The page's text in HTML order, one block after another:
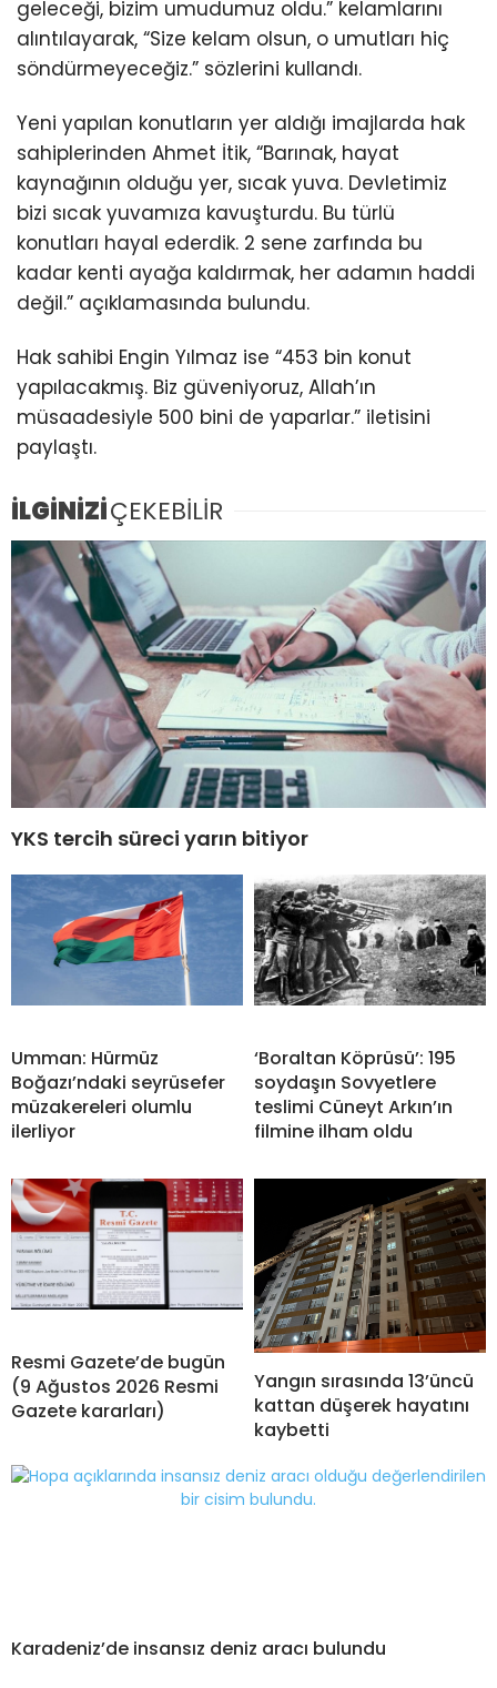
geleceği, bizim umudumuz oldu.” kelamlarını
alıntılayarak, “Size kelam olsun, o umutları hiç
söndürmeyeceğiz.” sözlerini kullandı.
Yeni yapılan konutların yer aldığı imajlarda hak
sahiplerinden Ahmet İtik, “Barınak, hayat
kaynağının olduğu yer, sıcak yuva. Devletimiz
bizi sıcak yuvamıza kavuşturdu. Bu türlü
konutları hayal ederdik. 2 sene zarfında bu
kadar kenti ayağa kaldırmak, her adamın haddi
değil.” açıklamasında bulundu.
Hak sahibi Engin Yılmaz ise “453 bin konut
yapılacakmış. Biz güveniyoruz, Allah’ın
müsaadesiyle 500 bini de yaparlar.” iletisini
paylaştı.
İLGİNİZİÇEKEBİLİR
YKS tercih süreci yarın bitiyor
Umman: Hürmüz
Boğazı’ndaki seyrüsefer
müzakereleri olumlu
ilerliyor
‘Boraltan Köprüsü’: 195
soydaşın Sovyetlere
teslimi Cüneyt Arkın’ın
filmine ilham oldu
Resmi Gazete’de bugün
(9 Ağustos 2026 Resmi
Gazete kararları)
Yangın sırasında 13’üncü
kattan düşerek hayatını
kaybetti
Karadeniz’de insansız deniz aracı bulundu